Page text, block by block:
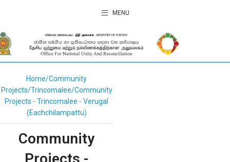
MENU
Home Community
Projects Trincomalee Community
Projects - Trincomalee - Verugal
(Eachchilampattu)
Community